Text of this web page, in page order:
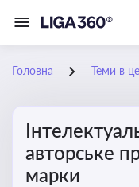
Головна Теми в
авторське
марки